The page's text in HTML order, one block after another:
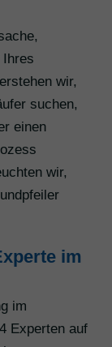
Ihres
wir,
suchen,
einen
wir,
im
im
Experten auf